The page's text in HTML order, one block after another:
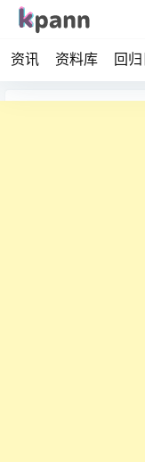
资讯 资料库 回